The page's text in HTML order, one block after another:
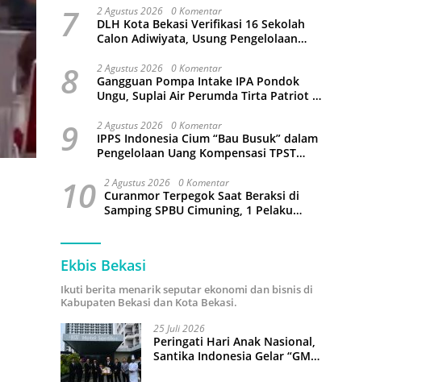
7 2 Agustus 2026 0 Komentar
DLH Kota Bekasi Verifikasi 16 Sekolah
Calon Adiwiyata, Usung Pengelolaan
8 2 Agustus 2026 0 Komentar
Gangguan Pompa Intake IPA Pondok
Ungu, Suplai Air Perumda Tirta Patriot di
9 2 Agustus 2026 0 Komentar
IPPS Indonesia Cium “Bau Busuk” dalam
Pengelolaan Uang Kompensasi TPST
10 2 Agustus 2026 0 Komentar
Curanmor Terpegok Saat Beraksi di
Samping SPBU Cimuning, 1 Pelaku
Ekbis Bekasi
Ikuti berita menarik seputar ekonomi dan bisnis di
Kabupaten Bekasi dan Kota Bekasi.
25 Juli 2026
Peringati Hari Anak Nasional,
Santika Indonesia Gelar “GM